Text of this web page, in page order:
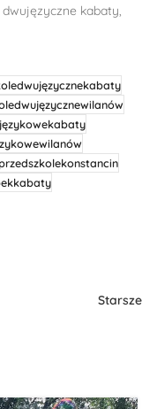
dwujęzyczne kabaty,
Starsze